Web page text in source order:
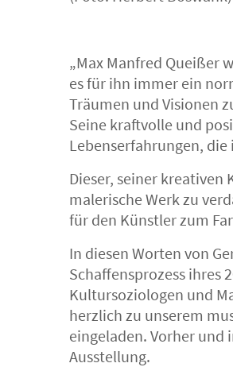
„Max Manfred Queißer
es für ihn immer ein
Träumen und Visionen
Seine kraftvolle und
Lebenserfahrungen,
Dieser, seiner
malerische Werk zu
für den Künstler zum
In diesen Worten von
Schaffensprozess ihres
Kultursoziologen und
herzlich zu unserem
eingeladen. Vorher und
Ausstellung.